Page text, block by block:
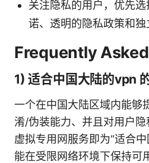
关注隐私的用户，优先
诺、透明的隐私政策和独
Frequently
1) 适合中国大陆的vpn
一个在中国大陆区域内能够
淆/伪装能力、并且对用户
虚拟专用网服务即为“适合
能在受限网络环境下保持可